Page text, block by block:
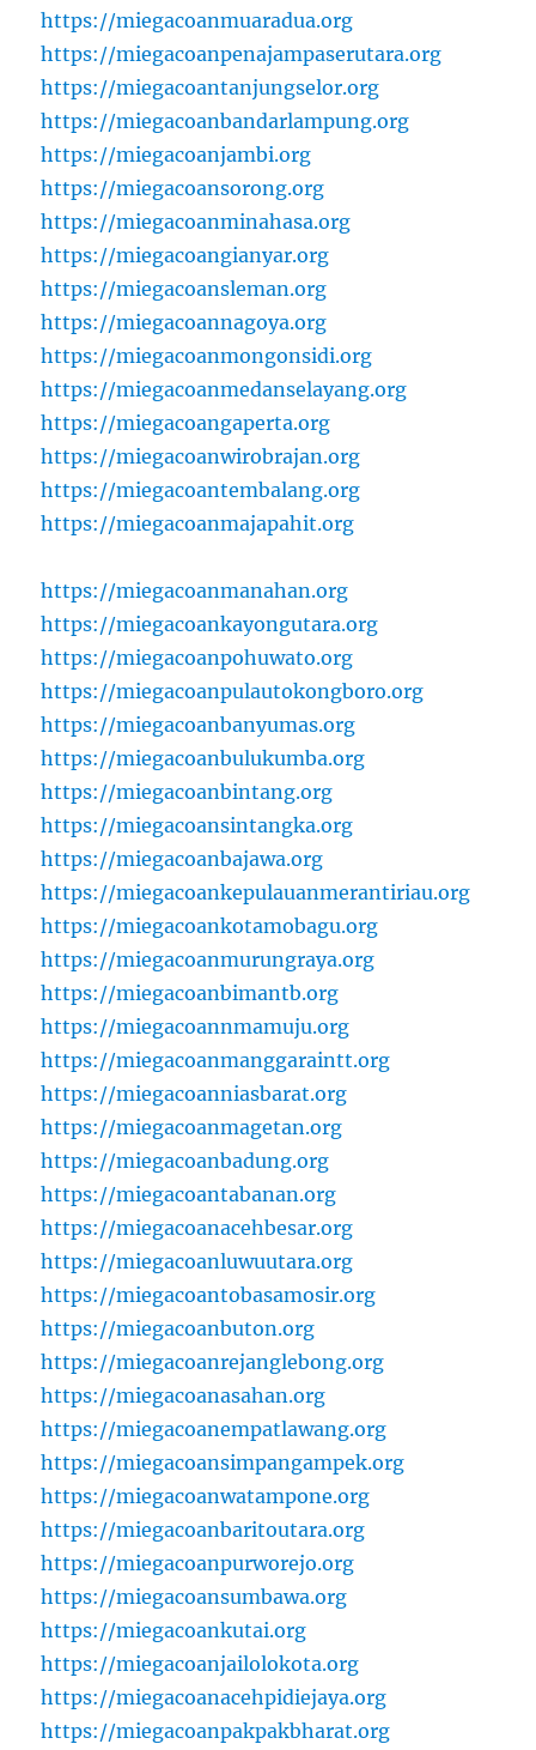
https://miegacoanmuaradua.org
https://miegacoanpenajampaserutara.org
https://miegacoantanjungselor.org
https://miegacoanbandarlampung.org
https://miegacoanjambi.org
https://miegacoansorong.org
https://miegacoanminahasa.org
https://miegacoangianyar.org
https://miegacoansleman.org
https://miegacoannagoya.org
https://miegacoanmongonsidi.org
https://miegacoanmedanselayang.org
https://miegacoangaperta.org
https://miegacoanwirobrajan.org
https://miegacoantembalang.org
https://miegacoanmajapahit.org
https://miegacoanmanahan.org
https://miegacoankayongutara.org
https://miegacoanpohuwato.org
https://miegacoanpulautokongboro.org
https://miegacoanbanyumas.org
https://miegacoanbulukumba.org
https://miegacoanbintang.org
https://miegacoansintangka.org
https://miegacoanbajawa.org
https://miegacoankepulauanmerantiriau.org
https://miegacoankotamobagu.org
https://miegacoanmurungraya.org
https://miegacoanbimantb.org
https://miegacoannmamuju.org
https://miegacoanmanggaraintt.org
https://miegacoanniasbarat.org
https://miegacoanmagetan.org
https://miegacoanbadung.org
https://miegacoantabanan.org
https://miegacoanacehbesar.org
https://miegacoanluwuutara.org
https://miegacoantobasamosir.org
https://miegacoanbuton.org
https://miegacoanrejanglebong.org
https://miegacoanasahan.org
https://miegacoanempatlawang.org
https://miegacoansimpangampek.org
https://miegacoanwatampone.org
https://miegacoanbaritoutara.org
https://miegacoanpurworejo.org
https://miegacoansumbawa.org
https://miegacoankutai.org
https://miegacoanjailolokota.org
https://miegacoanacehpidiejaya.org
https://miegacoanpakpakbharat.org